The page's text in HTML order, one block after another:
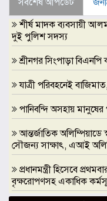
সর্বশেষ আপডেট
শীর্ষ মাদক ব্যবসায়ী
দুই পুলিশ সদস্য
শ্রীনগর সিংপাড়া
যাত্রী পরিবহনেই
পানিবন্দি অসহায়
আন্তর্জাতিক অলিম্পিয়াডে
সৌজন্য সাক্ষাৎ, এআই
প্রধানমন্ত্রী হিসেবে
বৃক্ষরোপণসহ একাধিক